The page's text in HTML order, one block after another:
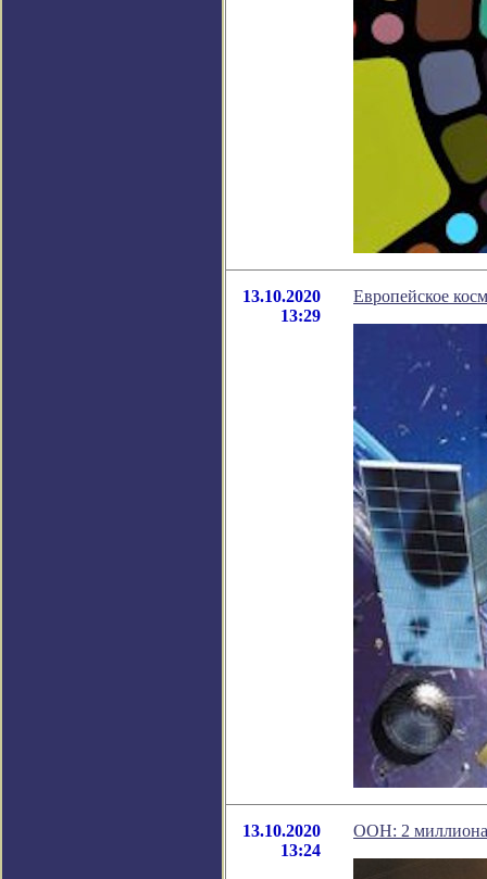
13.10.2020
13:29
Европейское
13.10.2020
13:24
ООН: 2 миллиона